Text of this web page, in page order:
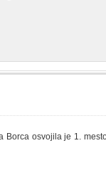
Borca osvojila je 1.